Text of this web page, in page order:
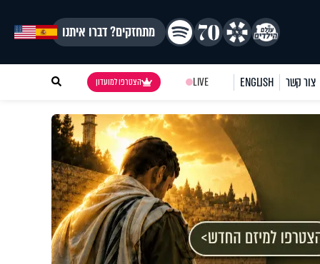
מתחזקים? דברו איתנו
צור קשר ENGLISH
LIVE הצטרפו למועדון